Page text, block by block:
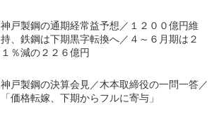
神戸製鋼の通期経常益予想／１２００億円維
持、鉄鋼は下期黒字転換へ／４～６月期は２
１％減の２２６億円
神戸製鋼の決算会見／木本取締役の一問一答／
「価格転嫁、下期からフルに寄与」